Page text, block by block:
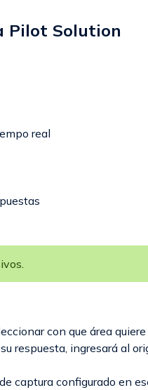
Pilot Solution
real
con que área quiere
respuesta, ingresará al
captura configurado en